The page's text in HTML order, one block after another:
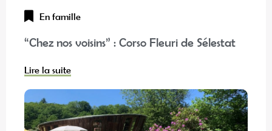
En famille
“Chez nos voisins” : Corso Fleuri de Sélestat
Lire la suite